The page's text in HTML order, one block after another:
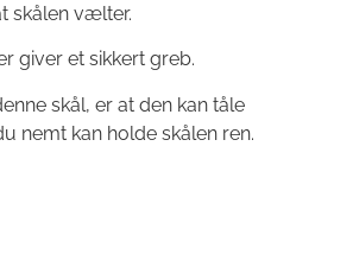
skålen vælter.
giver et sikkert greb.
skål, er at den kan tåle
nemt kan holde skålen ren.